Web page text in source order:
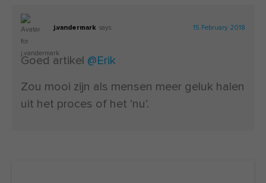
j.vandermark says: 15 February 2018
Goed artikel @Erik
Zou mooi zijn als mensen meer geluk halen
uit het proces of het ‘nu’.